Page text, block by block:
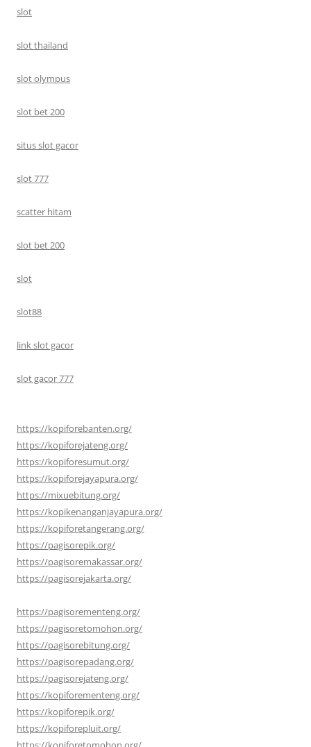
slot
slot thailand
slot olympus
slot bet 200
situs slot gacor
slot 777
scatter hitam
slot bet 200
slot
slot88
link slot gacor
slot gacor 777
https://kopiforebanten.org/
https://kopiforejateng.org/
https://kopiforesumut.org/
https://kopiforejayapura.org/
https://mixuebitung.org/
https://kopikenanganjayapura.org/
https://kopiforetangerang.org/
https://pagisorepik.org/
https://pagisoremakassar.org/
https://pagisorejakarta.org/
https://pagisorementeng.org/
https://pagisoretomohon.org/
https://pagisorebitung.org/
https://pagisorepadang.org/
https://pagisorejateng.org/
https://kopiforementeng.org/
https://kopiforepik.org/
https://kopiforepluit.org/